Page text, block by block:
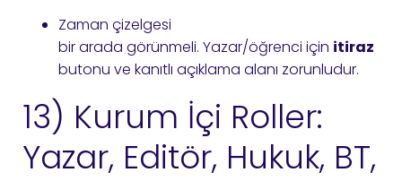
Zaman çizelgesi
bir arada görünmeli. Yazar/öğrenci için itiraz
butonu ve kanıtlı açıklama alanı zorunludur.
13) Kurum İçi Roller:
Yazar, Editör, Hukuk, BT,